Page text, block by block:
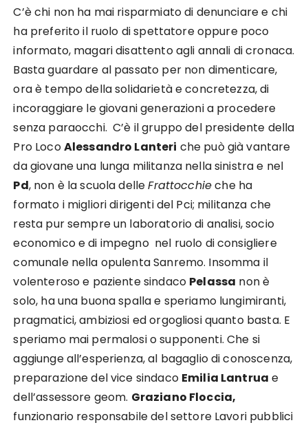
C’è chi non ha mai risparmiato di denunciare e chi
ha preferito il ruolo di spettatore oppure poco
informato, magari disattento agli annali di cronaca.
Basta guardare al passato per non dimenticare,
ora è tempo della solidarietà e concretezza, di
incoraggiare le giovani generazioni a procedere
senza paraocchi. C’è il gruppo del presidente della
Pro LocoAlessandro Lanteri che può già vantare
da giovane una lunga militanza nella sinistra e nel
Pd, non è la scuola delleFrattocchieche ha
formato i migliori dirigenti del Pci; militanza che
resta pur sempre un laboratorio di analisi, socio
economico e di impegno nel ruolo di consigliere
comunale nella opulenta Sanremo. Insomma il
volenteroso e paziente sindaco Pelassa non è
solo, ha una buona spalla e speriamo lungimiranti,
pragmatici, ambiziosi ed orgogliosi quanto basta. E
speriamo mai permalosi o supponenti. Che si
aggiunge all’esperienza, al bagaglio di conoscenza,
preparazione del vice sindaco Emilia Lantrua e
dell’assessore geom. Graziano Floccia,
funzionario responsabile del settore Lavori pubblici